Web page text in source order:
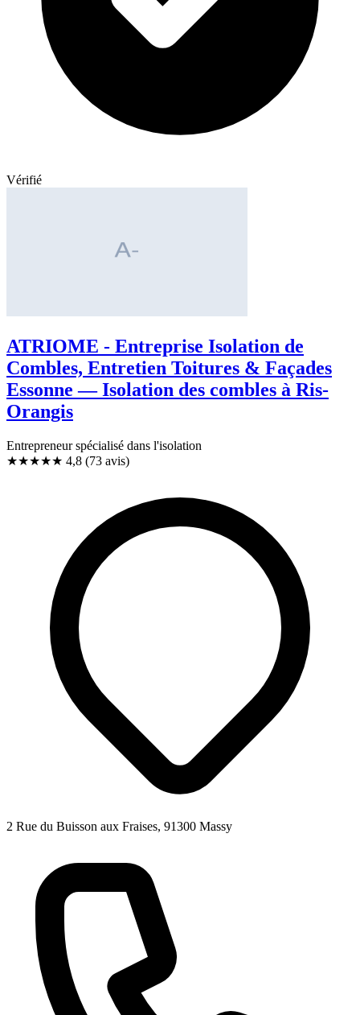
Vérifié
ATRIOME - Entreprise Isolation de
Combles, Entretien Toitures & Façades
Essonne — Isolation des combles à Ris-
Orangis
Entrepreneur spécialisé dans l'isolation
★★★★★ 4,8 (73 avis)
2 Rue du Buisson aux Fraises, 91300 Massy